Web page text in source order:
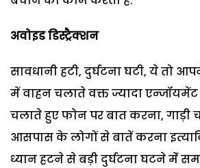
अवोइड डिस्ट्रैक्शन
सावधानी हटी, दुर्घटना घटी, ये तो
में वाहन चलाते वक्त ज्यादा
चलाते हुए फोन पर बात करना, गाड़ी
आसपास के लोगों से बातें करना
ध्यान हटने से बड़ी दुर्घटना घटने मेंं